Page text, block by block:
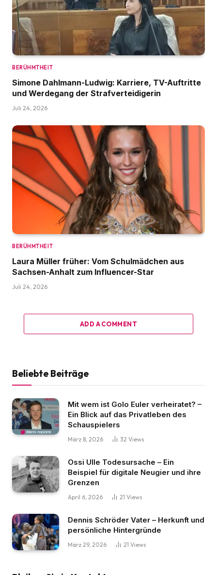
BERÜHMTHEIT
Simone Dahlmann-Ludwig: Karriere, TV-Auftritte
und Werdegang der Strafverteidigerin
Juli 24, 2026
BERÜHMTHEIT
Laura Müller früher: Vom Schulmädchen aus
Sachsen-Anhalt zum Influencer-Star
Juli 24, 2026
ADD A COMMENT
Beliebte Beiträge
Mit wem ist Golo Euler verheiratet? –
Ein Blick auf das Privatleben des
Schauspielers
März 8, 2026 32 Views
Ossi Ulle Todesursache – Ein
Beispiel für digitale Neugier und ihre
Grenzen
April 6, 2026 21 Views
Dennis Schröder Vater – Herkunft und
persönliche Hintergründe
März 29, 2026 21 Views